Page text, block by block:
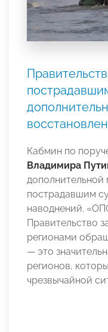
Кабмин по
Владимира
пострадавшим
наводнений.
Правительство
регионами
— это
регионов,
чрезвычайной